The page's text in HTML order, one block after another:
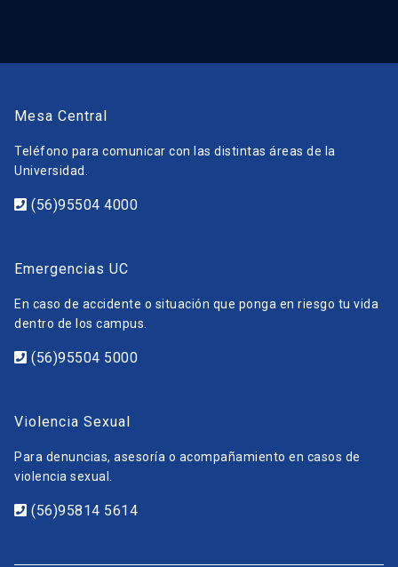
Mesa Central
Teléfono para comunicar con las distintas áreas de la
Universidad.
(56)95504 4000
Emergencias UC
En caso de accidente o situación que ponga en riesgo tu vida
dentro de los campus.
(56)95504 5000
Violencia Sexual
Para denuncias, asesoría o acompañamiento en casos de
violencia sexual.
(56)95814 5614